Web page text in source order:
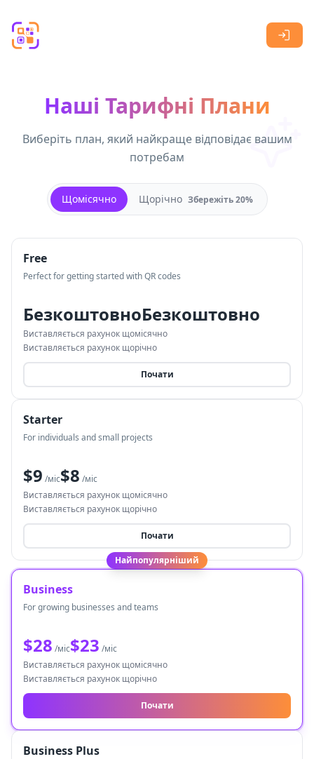
Наші Тарифні Плани
Виберіть план, який найкраще відповідає вашим
потребам
Щомісячно Щорічно Збережіть 20%
Free
Perfect for getting started with QR codes
БезкоштовноБезкоштовно
Виставляється рахунок щомісячно
Виставляється рахунок щорічно
Почати
Starter
For individuals and small projects
$9 /міс$8 /міс
Виставляється рахунок щомісячно
Виставляється рахунок щорічно
Почати
Найпопулярніший
Business
For growing businesses and teams
$28 /міс$23 /міс
Виставляється рахунок щомісячно
Виставляється рахунок щорічно
Почати
Business Plus